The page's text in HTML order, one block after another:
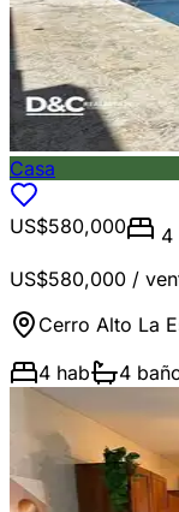
Casa
US$580,000 4
US$580,000 /
Cerro Alto La
4 hab 4